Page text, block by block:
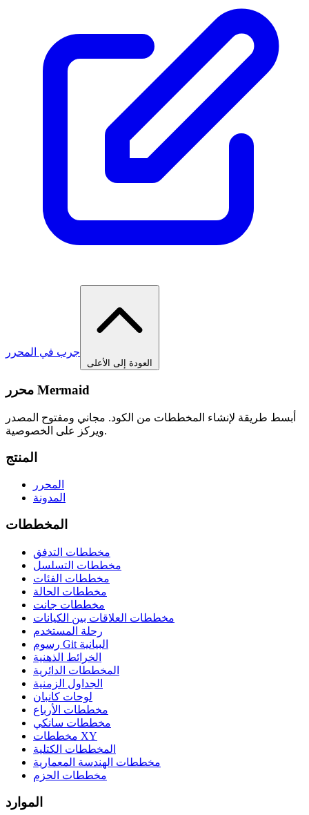
جرب في المحرر
العودة إلى الأعلى
محرر Mermaid
أبسط طريقة لإنشاء المخططات من الكود. مجاني ومفتوح المصدر
ويركز على الخصوصية.
المنتج
المحرر
المدونة
المخططات
مخططات التدفق
مخططات التسلسل
مخططات الفئات
مخططات الحالة
مخططات جانت
مخططات العلاقات بين الكيانات
رحلة المستخدم
رسوم Git البيانية
الخرائط الذهنية
المخططات الدائرية
الجداول الزمنية
لوحات كانبان
مخططات الأرباع
مخططات سانكي
مخططات XY
المخططات الكتلية
مخططات الهندسة المعمارية
مخططات الحزم
الموارد